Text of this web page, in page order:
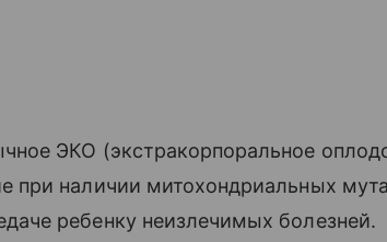
ЭКО (экстракорпоральное
при наличии митохондриальных
ребенку неизлечимых болезней.